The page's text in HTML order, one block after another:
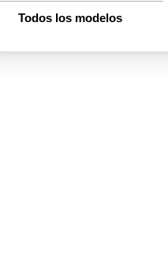
Todos los modelos